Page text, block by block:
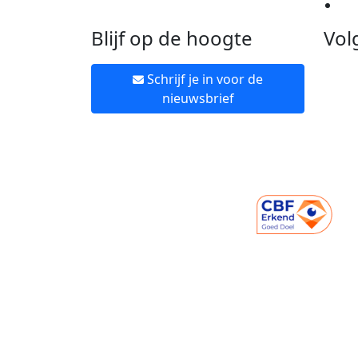
Blijf op de hoogte
Schrijf je in voor de
nieuwsbrief